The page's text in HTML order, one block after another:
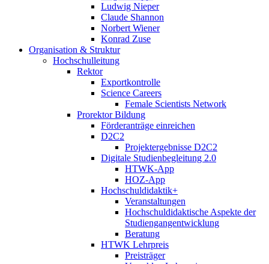
Ludwig Nieper
Claude Shannon
Norbert Wiener
Konrad Zuse
Organisation & Struktur
Hochschulleitung
Rektor
Exportkontrolle
Science Careers
Female Scientists Network
Prorektor Bildung
Förderanträge einreichen
D2C2
Projektergebnisse D2C2
Digitale Studienbegleitung 2.0
HTWK-App
HOZ-App
Hochschuldidaktik+
Veranstaltungen
Hochschuldidaktische Aspekte der
Studiengangentwicklung
Beratung
HTWK Lehrpreis
Preisträger